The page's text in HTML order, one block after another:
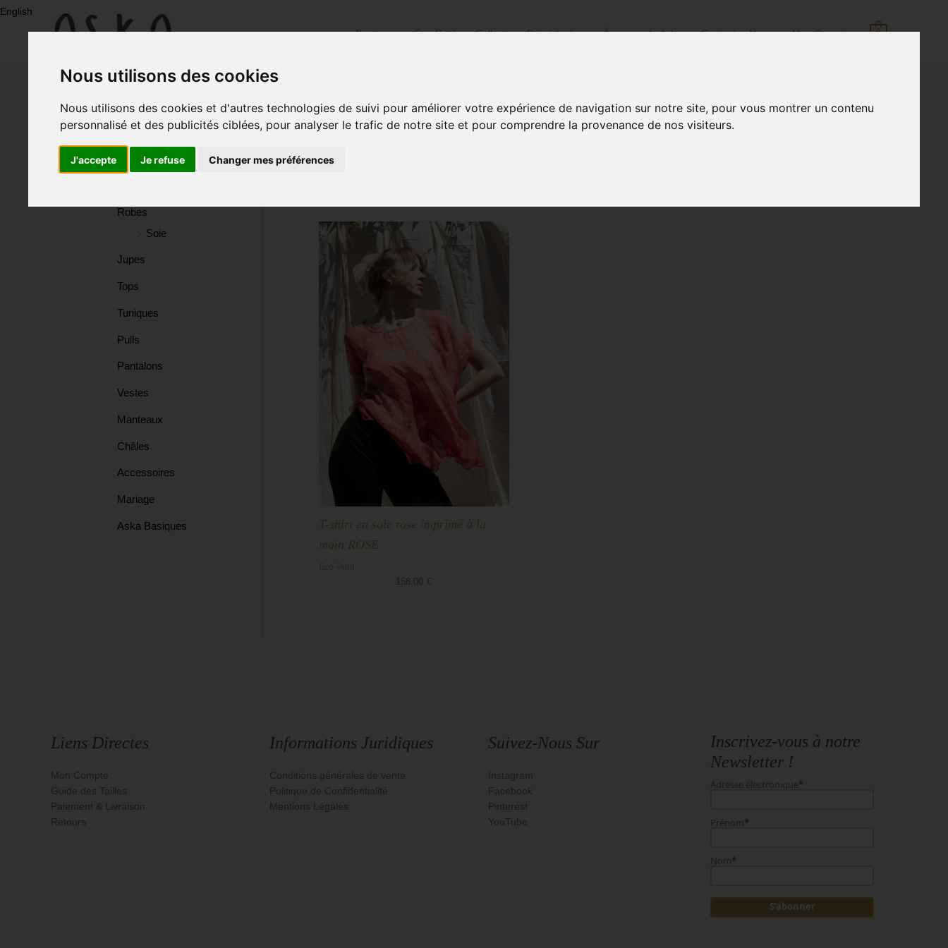
Nous utilisons des cookies
Nous utilisons des cookies et d'autres technologies de suivi pour améliorer votre expérience de navigation sur notre site, pour vous montrer un contenu
personnalisé et des publicités ciblées, pour analyser le trafic de notre site et pour comprendre la provenance de nos visiteurs.
J'accepte Je refuse Changer mes préférences
Aller
English
Boutique
Eco-Print Collections Précédentes À propos de Aska Contactez Nous Mon Compte 0
Nouveau
Eco-
Robes
Accessoires
Aska
Nouveau
Robes
Soie
Jupes
Tops
Tuniques
Pulls
Pantalons
Vestes
Manteaux
Châles
Accessoires
Mariage
Aska Basiques
Accueil/ Produits identifiés “t-shirt eco-print”
T-shirt en soie rose imprimé à la
main ROSE
158,00
Liens Directes
Mon Compte
Guide des Tailles
Paiement & Livraison
Retours
Informations Juridiques
Conditions générales de vente
Politique de Confidentialité
Mentions Légales
Suivez-Nous Sur
Instagram
Facebook
Pinterest
YouTube
Inscrivez-vous à notre
Newsletter !
Adresse électronique *
Prénom*
Nom*
S’abonner